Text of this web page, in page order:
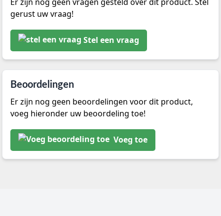
Er zijn nog geen vragen gesteld over dit product. Stel
gerust uw vraag!
Stel een vraag
Beoordelingen
Er zijn nog geen beoordelingen voor dit product,
voeg hieronder uw beoordeling toe!
Voeg toe